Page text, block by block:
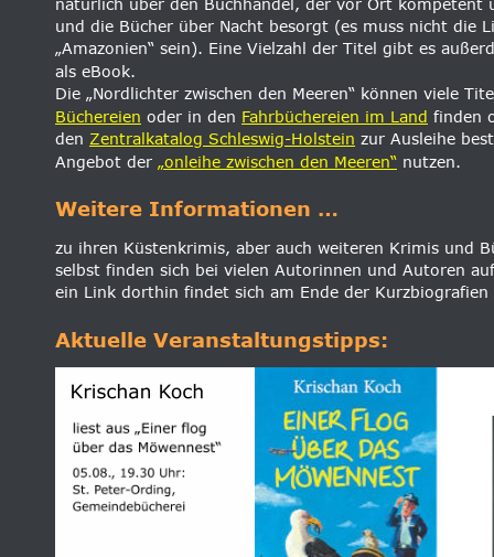
und die Bücher über Nacht besorgt (es muss nicht die
„Amazonien“ sein). Eine Vielzahl der Titel gibt es
als eBook.
Die „Nordlichter zwischen den Meeren“ können viele
Büchereien oder in den Fahrbüchereien im Land finden
den Zentralkatalog Schleswig-Holstein zur Ausleihe
Angebot der „onleihe zwischen den Meeren“ nutzen.
Weitere Informationen …
zu ihren Küstenkrimis, aber auch weiteren Krimis und
selbst finden sich bei vielen Autorinnen und Autoren
ein Link dorthin findet sich am Ende der
Aktuelle Veranstaltungstipps: